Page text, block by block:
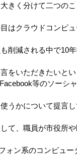
きく分けて二つの
はクラウドコンピ
削減される中で10
をいただきたいとい
等のソーシ
うかについて提言
て、職員が市役所
ォン系のコンピュ